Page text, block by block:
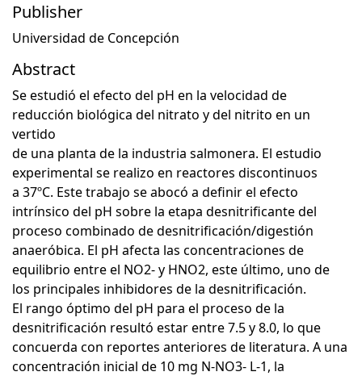
Publisher
Universidad de Concepción
Abstract
Se estudió el efecto del pH en la velocidad de
reducción biológica del nitrato y del nitrito en un
vertido
de una planta de la industria salmonera. El estudio
experimental se realizo en reactores discontinuos
a 37ºC. Este trabajo se abocó a definir el efecto
intrínsico del pH sobre la etapa desnitrificante del
proceso combinado de desnitrificación/digestión
anaeróbica. El pH afecta las concentraciones de
equilibrio entre el NO2- y HNO2, este último, uno de
los principales inhibidores de la desnitrificación.
El rango óptimo del pH para el proceso de la
desnitrificación resultó estar entre 7.5 y 8.0, lo que
concuerda con reportes anteriores de literatura. A una
concentración inicial de 10 mg N-NO3- L-1, la